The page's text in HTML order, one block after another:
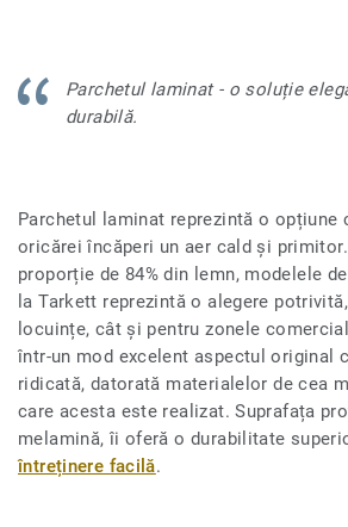
Parchetul laminat - o soluție
durabilă.
Parchetul laminat reprezintă o opțiune
oricărei încăperi un aer cald și
proporție de 84% din lemn, modelele de
la Tarkett reprezintă o alegere
locuințe, cât și pentru zonele
într-un mod excelent aspectul original
ridicată, datorată materialelor de cea
care acesta este realizat. Suprafața
melamină, îi oferă o durabilitate
întreținere facilă.